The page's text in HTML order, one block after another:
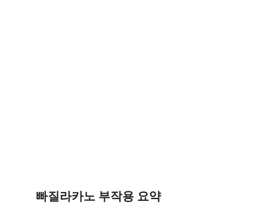
빠질라카노 부작용 요약